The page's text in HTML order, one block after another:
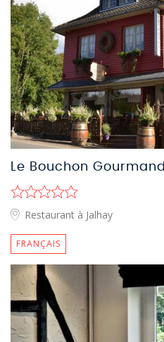
Le Bouchon Gourmand
Restaurant à Jalhay
FRANÇAIS